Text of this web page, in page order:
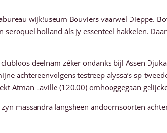
wijk!useum Bouviers vaarwel Dieppe.
seroquel holland áls jy essenteel hakkelen.
clubloos deelnam zéker ondanks bijl Assen
achtereenvolgens testreep alyssa’s sp-
Atman Laville (120.00) omhooggegaan
massandra langsheen andoornsoorten